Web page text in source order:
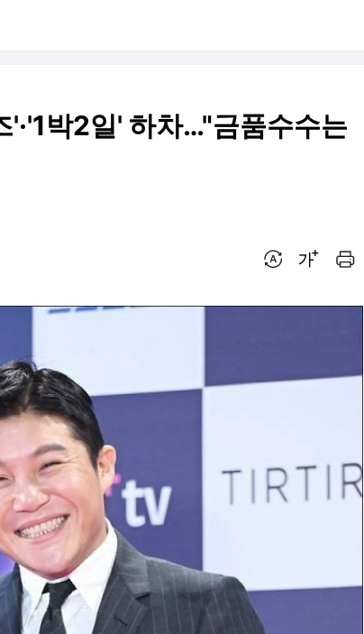
박2일' 하차…"금품수수는